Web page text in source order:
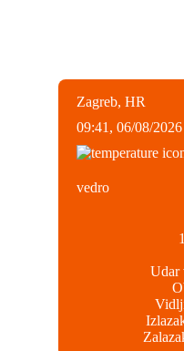
Zagreb, HR
09:41, 06/08/2026
vedro
Udar